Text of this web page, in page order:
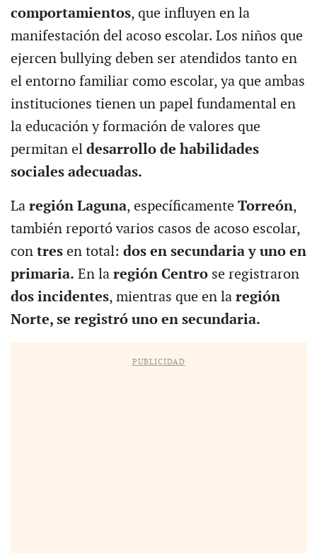
comportamientos, que influyen en la
manifestación del acoso escolar. Los niños que
ejercen bullying deben ser atendidos tanto en
el entorno familiar como escolar, ya que ambas
instituciones tienen un papel fundamental en
la educación y formación de valores que
permitan el desarrollo de habilidades
sociales adecuadas.
La región Laguna, específicamente Torreón,
también reportó varios casos de acoso escolar,
con tresen total: dos en secundaria y uno en
primaria. En laregión Centrose registraron
dos incidentes, mientras que en la región
Norte, se registró uno en secundaria.
PUBLICIDAD